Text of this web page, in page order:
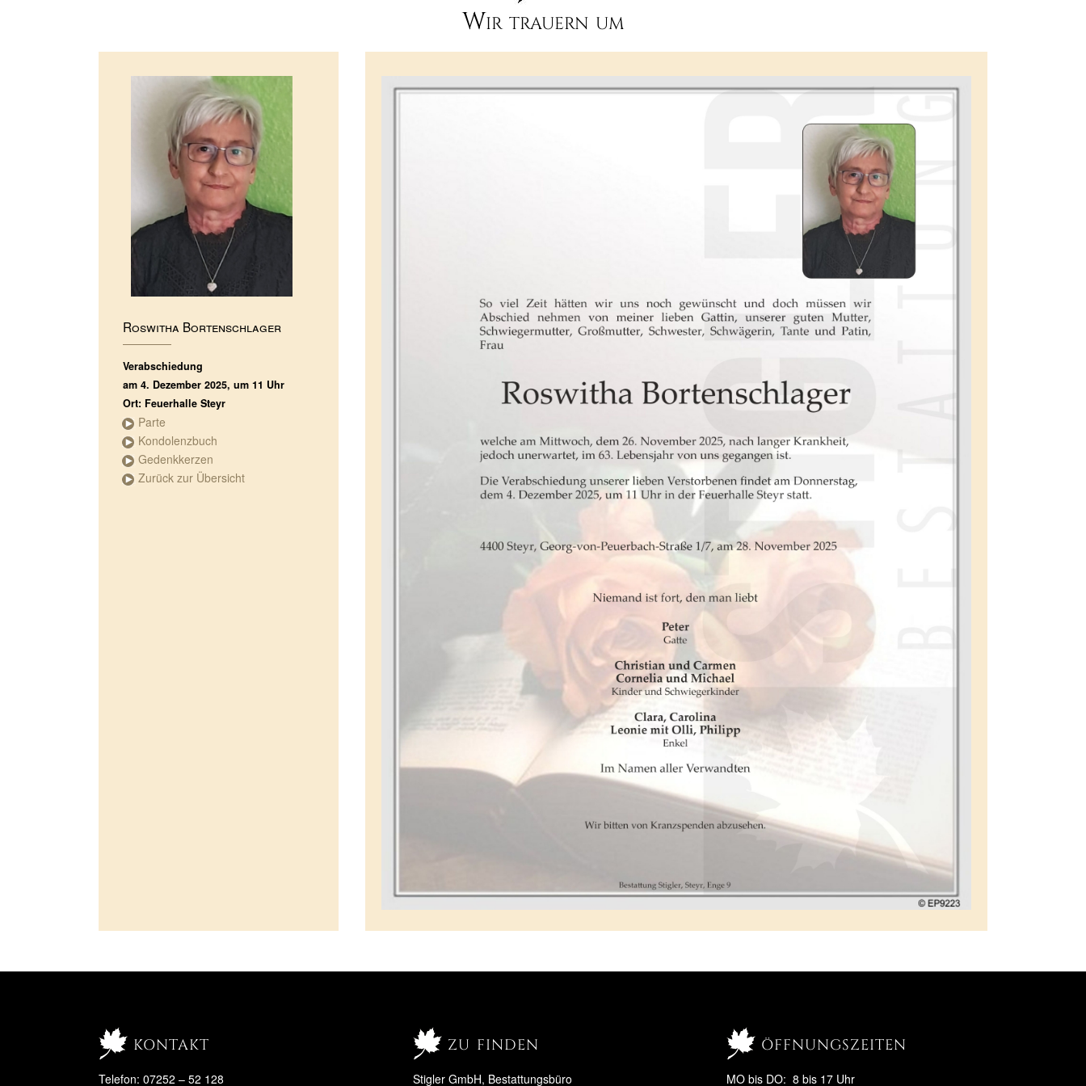
Wir trauern um
Roswitha Bortenschlager
Verabschiedung
am 4. Dezember 2025, um 11 Uhr
Ort: Feuerhalle Steyr
Parte
Kondolenzbuch
Gedenkkerzen
Zurück zur Übersicht
kontakt
Telefon: 07252 – 52 128
zu finden
Stigler GmbH, Bestattungsbüro
öffnungszeiten
MO bis DO: 8 bis 17 Uhr